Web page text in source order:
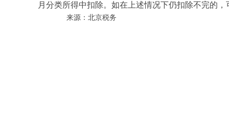
月分类所得中扣除。如在上述情况下仍扣除不完的
来源：北京税务